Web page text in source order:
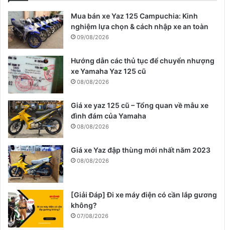
Mua bán xe Yaz 125 Campuchia: Kinh
nghiệm lựa chọn & cách nhập xe an toàn
09/08/2026
Hướng dẫn các thủ tục để chuyển nhượng
xe Yamaha Yaz 125 cũ
08/08/2026
Giá xe yaz 125 cũ – Tổng quan về mẫu xe
đình đám của Yamaha
08/08/2026
Giá xe Yaz đập thùng mới nhất năm 2023
08/08/2026
[Giải Đáp] Đi xe máy điện có cần lắp gương
không?
07/08/2026